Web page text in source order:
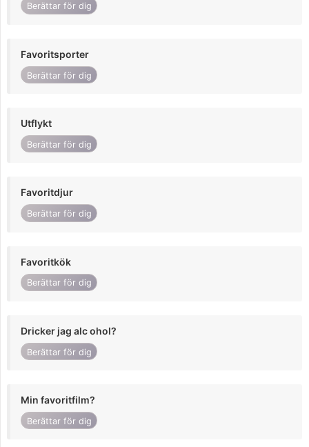
Berättar för dig
Favoritsporter
Berättar för dig
Utflykt
Berättar för dig
Favoritdjur
Berättar för dig
Favoritkök
Berättar för dig
Dricker jag alc ohol?
Berättar för dig
Min favoritfilm?
Berättar för dig